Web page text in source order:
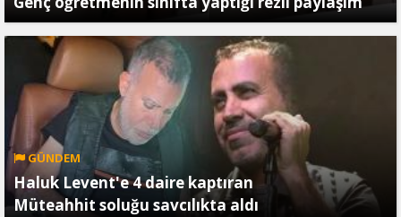
GÜNDEM
Haluk Levent'e 4 daire kaptıran
Müteahhit soluğu savcılıkta aldı